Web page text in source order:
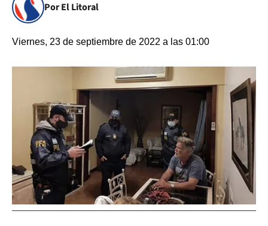
Por El Litoral
Viernes, 23 de septiembre de 2022 a las 01:00